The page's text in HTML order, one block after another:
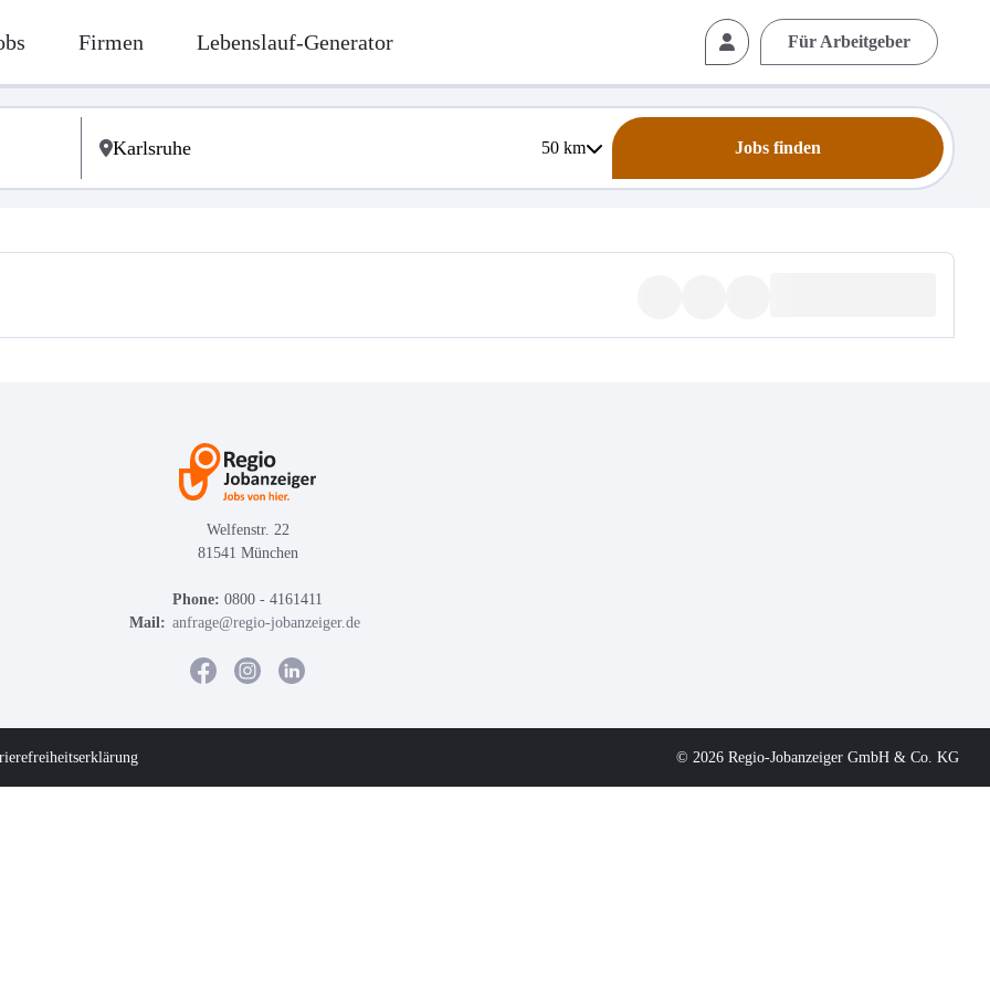
Firmen Lebenslauf-Generator Für Arbeitgeber
50km Jobs finden
Welfenstr. 22
81541 München
Phone: 0800 - 4161411
Mail: anfrage@regio-jobanzeiger.de
© 2026 Regio-Jobanzeiger GmbH & Co. KG